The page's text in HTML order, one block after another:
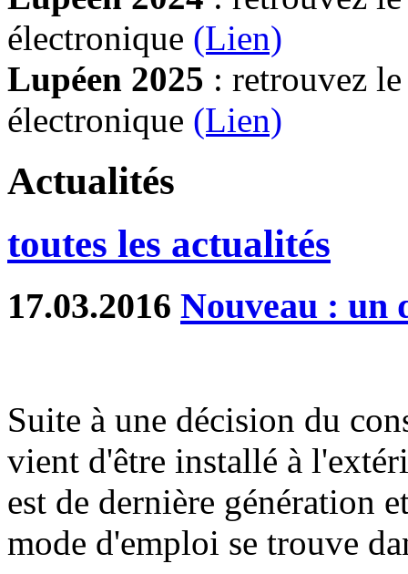
électronique (Lien)
Lupéen 2025 : retrouvez
électronique (Lien)
Actualités
toutes les actualités
17.03.2016 Nouveau :
Suite à une décision du
vient d'être installé à
est de dernière génération
mode d'emploi se trouve